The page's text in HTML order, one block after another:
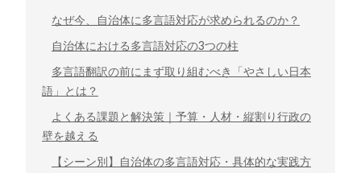
なぜ今、自治体に多言語対応が求められるのか？
自治体における多言語対応の3つの柱
多言語翻訳の前にまず取り組むべき「やさしい日本
語」とは？
よくある課題と解決策｜予算・人材・縦割り行政の
壁を越える
【シーン別】自治体の多言語対応・具体的な実践方